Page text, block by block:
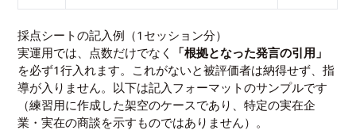
採点シートの記入例（1セッション分）
実運用では、点数だけでなく
「根拠となった発言の引用」
を必ず1行入れます。これがないと被評価者は納得せず、指
導が入りません。以下は記入フォーマットのサンプルです
（練習用に作成した架空のケースであり、特定の実在企
業・実在の商談を示すものではありません）。